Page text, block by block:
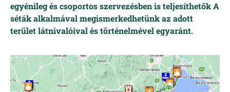
egyénileg és csoportos szervezésben is teljesíthetők A
séták alkalmával megismerkedhetünk az adott
terület látnivalóival és történelmével egyaránt.